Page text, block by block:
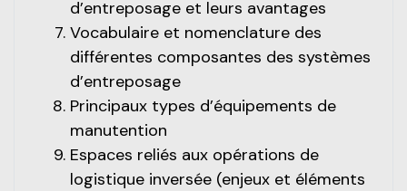
d’entreposage et leurs avantages
Vocabulaire et nomenclature des
différentes composantes des systèmes
d’entreposage
Principaux types d’équipements de
manutention
Espaces reliés aux opérations de
logistique inversée (enjeux et éléments